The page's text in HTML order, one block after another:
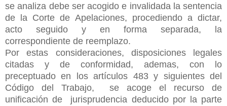
se analiza debe ser acogido e invalidada la sentencia
de la Corte de Apelaciones, procediendo a dictar,
acto seguido y en forma separada, la
correspondiente de reemplazo.
Por estas consideraciones, disposiciones legales
citadas y de conformidad, ademas, con lo
preceptuado en los artículos 483 y siguientes del
Código del Trabajo, se acoge el recurso de
unificación de jurisprudencia deducido por la parte